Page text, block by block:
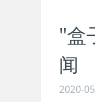
"盒
闻
2020-